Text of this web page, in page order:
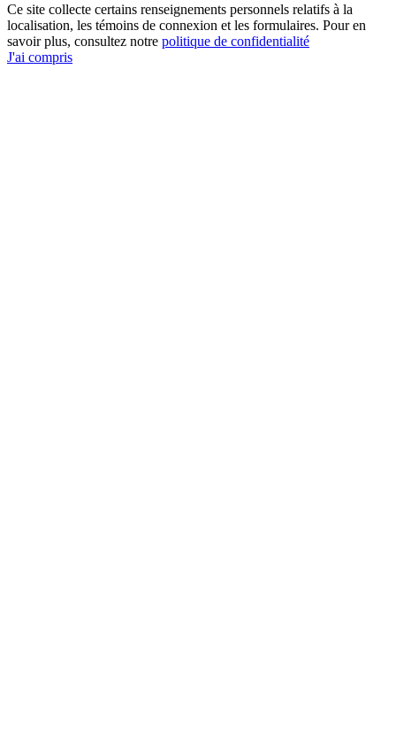
Ce site collecte certains renseignements personnels relatifs à la
localisation, les témoins de connexion et les formulaires. Pour en
savoir plus, consultez notre politique de confidentialité
J'ai compris